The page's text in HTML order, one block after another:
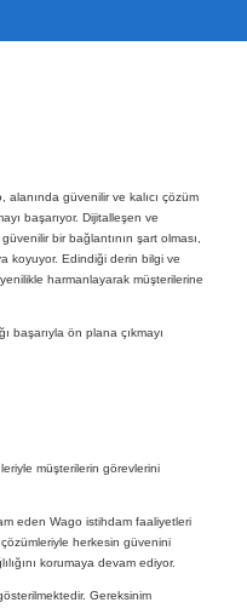
güvenilir ve kalıcı çözüm
başarıyor. Dijitalleşen ve
bir bağlantının şart olması,
koyuyor. Edindiği derin bilgi ve
harmanlayarak müşterilerine
başarıyla ön plana çıkmayı
müşterilerin görevlerini
eden Wago istihdam faaliyetleri
herkesin güvenini
korumaya devam ediyor.
Gereksinim